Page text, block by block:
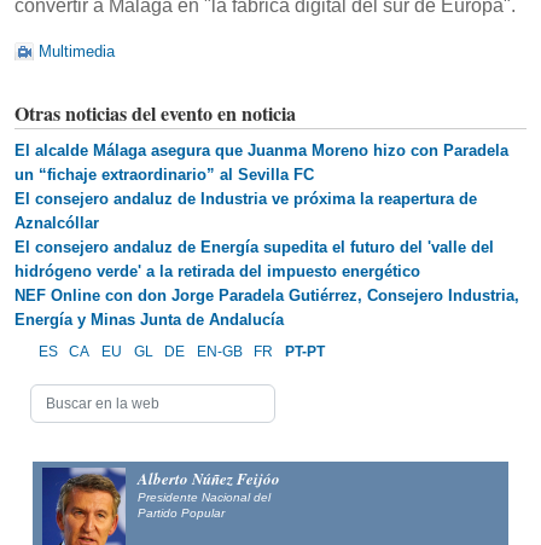
convertir a Málaga en "la fábrica digital del sur de Europa".
Multimedia
Otras noticias del evento en noticia
El alcalde Málaga asegura que Juanma Moreno hizo con Paradela
un “fichaje extraordinario” al Sevilla FC
El consejero andaluz de Industria ve próxima la reapertura de
Aznalcóllar
El consejero andaluz de Energía supedita el futuro del 'valle del
hidrógeno verde' a la retirada del impuesto energético
NEF Online con don Jorge Paradela Gutiérrez, Consejero Industria,
Energía y Minas Junta de Andalucía
ES CA EU GL DE EN-GB FR PT-PT
Alberto Núñez Feijóo
Presidente Nacional del
Partido Popular